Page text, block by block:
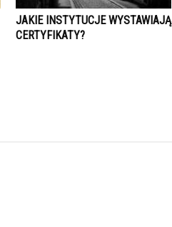
JAKIE INSTYTUCJE WYSTAWIAJĄ
CERTYFIKATY?